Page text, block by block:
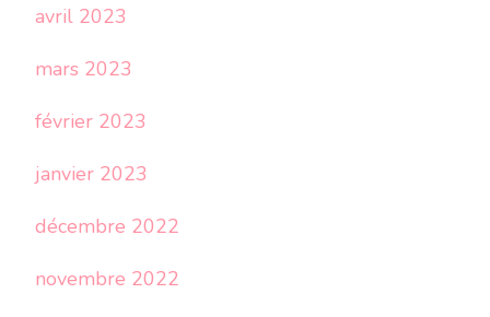
avril 2023
mars 2023
février 2023
janvier 2023
décembre 2022
novembre 2022